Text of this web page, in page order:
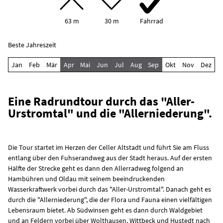
63 m 30 m Fahrrad
Beste Jahreszeit
Jan Feb Mär Apr Mai Jun Jul Aug Sep Okt Nov Dez
Eine Radrundtour durch das "Aller-
Urstromtal" und die "Allerniederung".
Die Tour startet im Herzen der Celler Altstadt und führt Sie am Fluss
entlang über den Fuhserandweg aus der Stadt heraus. Auf der ersten
Hälfte der Strecke geht es dann den Allerradweg folgend an
Hambühren und Oldau mit seinem beeindruckenden
Wasserkraftwerk vorbei durch das "Aller-Urstromtal". Danach geht es
durch die "Allerniederung", die der Flora und Fauna einen vielfältigen
Lebensraum bietet. Ab Südwinsen geht es dann durch Waldgebiet
und an Feldern vorbei über Wolthausen, Wittbeck und Hustedt nach